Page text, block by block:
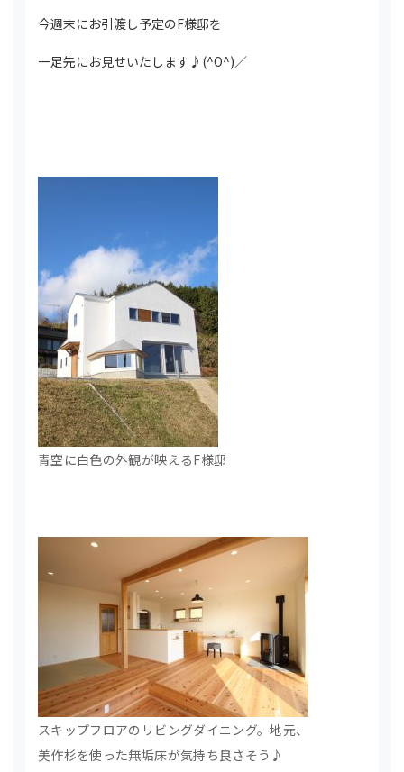
今週末にお引渡し予定のF様邸を
一足先にお見せいたします♪(^O^)／
青空に白色の外観が映えるF様邸
スキップフロアのリビングダイニング。地元、
美作杉を使った無垢床が気持ち良さそう♪